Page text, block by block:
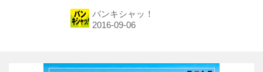
ちも絶賛し、早速実戦投入しているプ
ロも多かったとのことですが、そんな
バンキシャッ！